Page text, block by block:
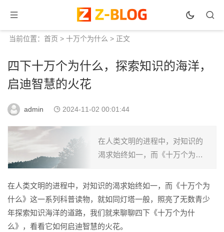
当前位置： 首页 > 十万个为什么 > 正文
四下十万个为什么，探索知识的海洋，
启迪智慧的火花
admin 2024-11-02 00:01:44
在人类文明的进程中，对知识的
渴求始终如一，而《十万个为什
灯塔一般，照亮了无数青少年探
索知识海洋的道路，我们就来聊
聊四下《十万个为什么》，看
看...
在人类文明的进程中，对知识的渴求始终如一，而《十万个为
什么》这一系列科普读物，就如同灯塔一般，照亮了无数青少
年探索知识海洋的道路，我们就来聊聊四下《十万个为什
么》，看看它如何启迪智慧的火花。